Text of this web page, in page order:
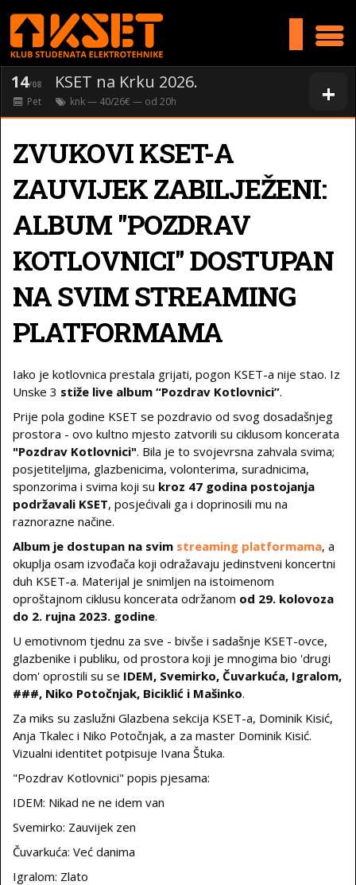
+
14/08 KSET na Krku 2026.
Pet knk— 40/26€ — od 20h
ZVUKOVI KSET-A
ZAUVIJEK ZABILJEŽENI:
ALBUM "POZDRAV
KOTLOVNICI" DOSTUPAN
NA SVIM STREAMING
PLATFORMAMA
Iako je kotlovnica prestala grijati, pogon KSET-a nije stao. Iz
Unske 3 stiže live album “Pozdrav Kotlovnici”.
Prije pola godine KSET se pozdravio od svog dosadašnjeg
prostora - ovo kultno mjesto zatvorili su ciklusom koncerata
"Pozdrav Kotlovnici". Bila je to svojevrsna zahvala svima;
posjetiteljima, glazbenicima, volonterima, suradnicima,
sponzorima i svima koji su kroz 47 godina postojanja
podržavali KSET, posjećivali ga i doprinosili mu na
raznorazne načine.
Album je dostupan na svim streaming platformama, a
okuplja osam izvođača koji odražavaju jedinstveni koncertni
duh KSET-a. Materijal je snimljen na istoimenom
oproštajnom ciklusu koncerata održanom od 29. kolovoza
do 2. rujna 2023. godine.
U emotivnom tjednu za sve - bivše i sadašnje KSET-ovce,
glazbenike i publiku, od prostora koji je mnogima bio 'drugi
dom' oprostili su se IDEM, Svemirko, Čuvarkuća, Igralom,
###, Niko Potočnjak, Biciklić i Mašinko.
Za miks su zaslužni Glazbena sekcija KSET-a, Dominik Kisić,
Anja Tkalec i Niko Potočnjak, a za master Dominik Kisić.
Vizualni identitet potpisuje Ivana Štuka.
"Pozdrav Kotlovnici" popis pjesama:
IDEM: Nikad ne ne idem van
Svemirko: Zauvijek zen
Čuvarkuća: Već danima
Igralom: Zlato